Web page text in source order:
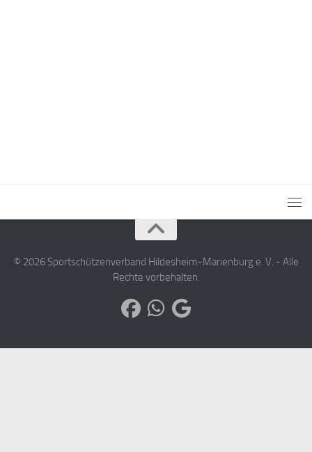
© 2026 Sportschützenverband Hildesheim-Marienburg e. V. - Alle
Rechte vorbehalten.